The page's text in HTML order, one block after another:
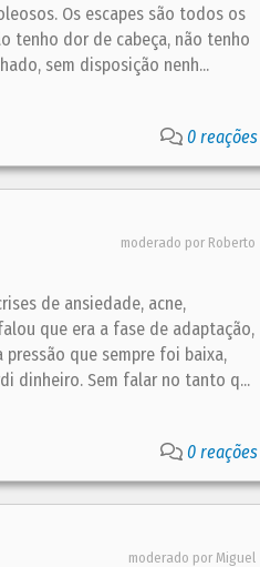
Os escapes são todos os
tenho dor de cabeça, não tenho
sem disposição nenh...
0 reações
moderado por Roberto
de ansiedade, acne,
que era a fase de adaptação,
que sempre foi baixa,
dinheiro. Sem falar no tanto q...
0 reações
moderado por Miguel